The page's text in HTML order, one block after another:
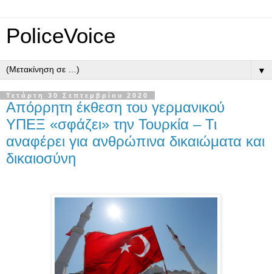
PoliceVoice
▼
Τετάρτη 30 Σεπτεμβρίου 2020
Απόρρητη έκθεση του γερμανικού
ΥΠΕΞ «σφάζει» την Τουρκία – Τι
αναφέρει για ανθρώπινα δικαιώματα και
δικαιοσύνη